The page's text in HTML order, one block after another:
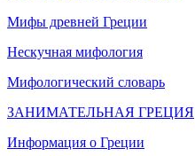
Мифы древней Греции
Нескучная мифология
Мифологический словарь
ЗАНИМАТЕЛЬНАЯ ГРЕЦИЯ
Информация о Греции